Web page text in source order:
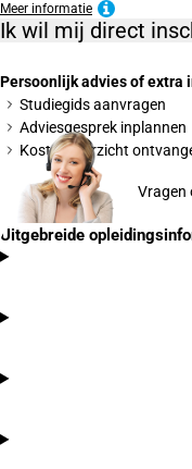
Meer informatie
Ik wil mij
Persoonlijk advies of extra
Studiegids aanvragen
Adviesgesprek inplannen
Kostenoverzicht
Vragen
Uitgebreide